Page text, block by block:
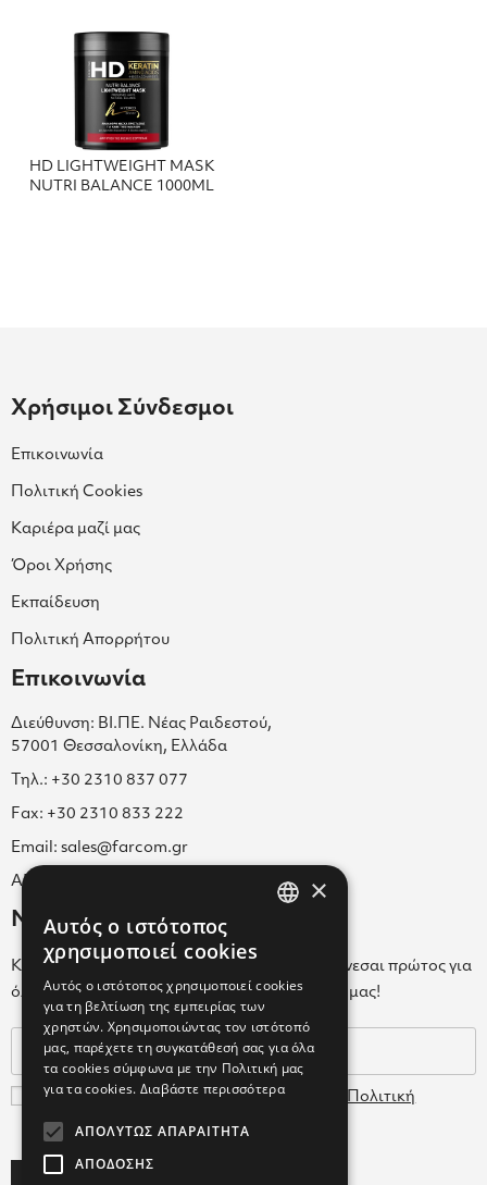
HD LIGHTWEIGHT MASK
NUTRI BALANCE 1000ML
Χρήσιμοι Σύνδεσμοι
Επικοινωνία
Πολιτική Cookies
Καριέρα μαζί μας
Όροι Χρήσης
Εκπαίδευση
Πολιτική Απορρήτου
Επικοινωνία
Διεύθυνση: ΒΙ.ΠΕ. Νέας Ραιδεστού,
57001 Θεσσαλονίκη, Ελλάδα
Τηλ.: +30 2310 837 077
Fax: +30 2310 833 222
Email: sales@farcom.gr
ΑΡ.Γ.Ε.ΜΗ. 038365205000
Newsletter
Κάνε εγγραφή στο Newsletter για να ενημερώνεσαι πρώτος για
όλα τα νέα μας και τα ολοκαίνουρια προϊόντα μας!
Συμφωνώ με τουςΌρους Χρήσης
Πολιτική
Δεδομένων
×
Αυτός ο ιστότοπος
χρησιμοποιεί cookies
Αυτός ο ιστότοπος χρησιμοποιεί cookies
για τη βελτίωση της εμπειρίας των
χρηστών. Χρησιμοποιώντας τον ιστότοπό
μας, παρέχετε τη συγκατάθεσή σας για όλα
τα cookies σύμφωνα με την Πολιτική μας
για τα cookies. Διαβάστε περισσότερα
ΑΠΟΛΎΤΩΣ ΑΠΑΡΑΊΤΗΤΑ
ΑΠΌΔΟΣΗΣ